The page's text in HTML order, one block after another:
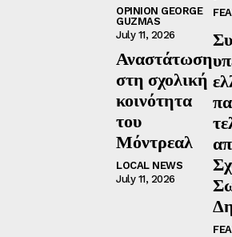
OPINION GEORGE
GUZMAS
July 11, 2026
Αναστάτωση
στη σχολική
κοινότητα
του
Μόντρεαλ
LOCAL NEWS
July 11, 2026